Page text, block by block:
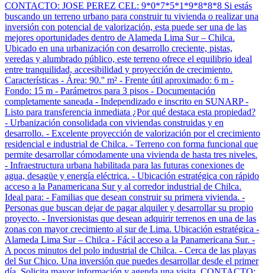
CONTACTO: JOSE PEREZ CEL: 9*0*7*5*1*9*8*8*8 Si estás
buscando un terreno urbano para construir tu vivienda o realizar una
inversión con potencial de valorización, esta puede ser una de las
mejores oportunidades dentro de Alameda Lima Sur – Chilca.
Ubicado en una urbanización con desarrollo creciente, pistas,
veredas y alumbrado público, este terreno ofrece el equilibrio ideal
entre tranquilidad, accesibilidad y proyección de crecimiento.
Características - Área: 90.'' m² - Frente útil aproximado: 6 m -
Fondo: 15 m - Parámetros para 3 pisos - Documentación
completamente saneada - Independizado e inscrito en SUNARP -
Listo para transferencia inmediata ¿Por qué destaca esta propiedad?
- Urbanización consolidada con viviendas construidas y en
desarrollo. - Excelente proyección de valorización por el crecimiento
residencial e industrial de Chilca. - Terreno con forma funcional que
permite desarrollar cómodamente una vivienda de hasta tres niveles.
- Infraestructura urbana habilitada para las futuras conexiones de
agua, desagüe y energía eléctrica. - Ubicación estratégica con rápido
acceso a la Panamericana Sur y al corredor industrial de Chilca.
Ideal para: - Familias que desean construir su primera vivienda. -
Personas que buscan dejar de pagar alquiler y desarrollar su propio
proyecto. - Inversionistas que desean adquirir terrenos en una de las
zonas con mayor crecimiento al sur de Lima. Ubicación estratégica -
Alameda Lima Sur – Chilca - Fácil acceso a la Panamericana Sur. -
A pocos minutos del polo industrial de Chilca. - Cerca de las playas
del Sur Chico. Una inversión que puedes desarrollar desde el primer